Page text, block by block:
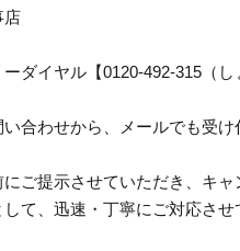
店
ダイヤル【0120-492-315（
合わせから、メールでも受け
ご提示させていただき、キャ
て、迅速・丁寧にご対応させ